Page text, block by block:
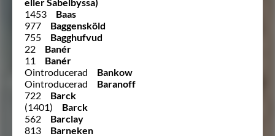
1453
Baas
977
Baggensköld
755
Bagghufvud
22
Banér
11
Banér
Ointroducerad
Bankow
Ointroducerad
Baranoff
722
Barck
(1401)
Barck
562
Barclay
813
Barneken